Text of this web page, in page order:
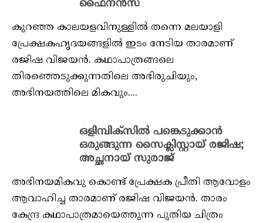
ഫൈനൻസ്
കുറഞ്ഞ കാലയളവിനുള്ളിൽ തന്നെ മലയാളി
പ്രേക്ഷകഹൃദയങ്ങളിൽ ഇടം നേടിയ താരമാണ്
രജിഷ വിജയൻ. കഥാപാത്രങ്ങലെ
തിരഞ്ഞെടുക്കുന്നതിലെ അഭിരുചിയും,
അഭിനയത്തിലെ മികവും....
ഒളിമ്പിക്‌സില്‍ പങ്കെടുക്കാന്‍
ഒരുങ്ങുന്ന സൈക്ലിസ്റ്റായ് രജിഷ;
അച്ഛനായ് സുരാജ്
അഭിനയമികവു കൊണ്ട് പ്രേക്ഷക പ്രീതി ആവോളം
ആവാഹിച്ച താരമാണ് രജിഷ വിജയന്‍. താരം
കേന്ദ്ര കഥാപാത്രമായെത്തുന്ന പുതിയ ചിത്രം